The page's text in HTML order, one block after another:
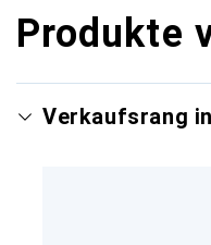
Produkte
Verkaufsrang